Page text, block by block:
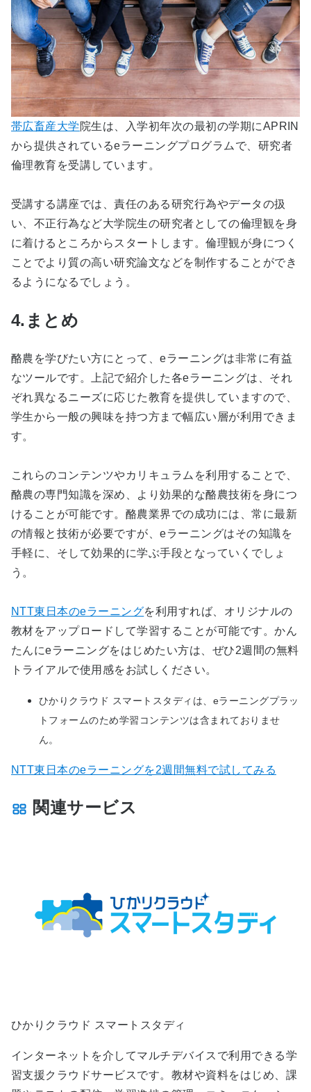
帯広畜産大学 院生は、入学初年次の最初の学期にAPRIN
から提供されているeラーニングプログラムで、研究者
倫理教育を受講しています。
受講する講座では、責任のある研究行為やデータの扱
い、不正行為など大学院生の研究者としての倫理観を身
に着けるところからスタートします。倫理観が身につく
ことでより質の高い研究論文などを制作することができ
るようになるでしょう。
4.まとめ
酪農を学びたい方にとって、eラーニングは非常に有益
なツールです。上記で紹介した各eラーニングは、それ
ぞれ異なるニーズに応じた教育を提供していますので、
学生から一般の興味を持つ方まで幅広い層が利用できま
す。
これらのコンテンツやカリキュラムを利用することで、
酪農の専門知識を深め、より効果的な酪農技術を身につ
けることが可能です。酪農業界での成功には、常に最新
の情報と技術が必要ですが、eラーニングはその知識を
手軽に、そして効果的に学ぶ手段となっていくでしょ
う。
NTT東日本のeラーニングを利用すれば、オリジナルの
教材をアップロードして学習することが可能です。かん
たんにeラーニングをはじめたい方は、ぜひ2週間の無料
トライアルで使用感をお試しください。
ひかりクラウド スマートスタディは、eラーニングプラッ
トフォームのため学習コンテンツは含まれておりませ
ん。
NTT東日本のeラーニングを2週間無料で試してみる
関連サービス
ひかりクラウド スマートスタディ
インターネットを介してマルチデバイスで利用できる学
習支援クラウドサービスです。教材や資料をはじめ、課